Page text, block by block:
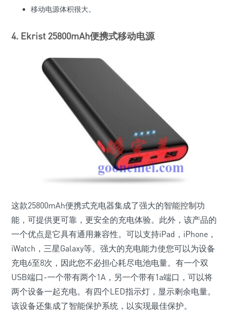
移动电源体积很大。
4. Ekrist 25800mAh便携式移动电源
这款25800mAh便携式充电器集成了强大的智能控制功
能，可提供更可靠，更安全的充电体验。此外，该产品的
一个优点是它具有通用兼容性。可以支持iPad，iPhone，
iWatch，三星Galaxy等。强大的充电能力使您可以为设备
充电6至8次，因此您不必担心耗尽电池电量。有一个双
USB端口-一个带有两个1A，另一个带有1a端口，可以将
两个设备一起充电。有四个LED指示灯，显示剩余电量。
该设备还集成了智能保护系统，以实现最佳保护。